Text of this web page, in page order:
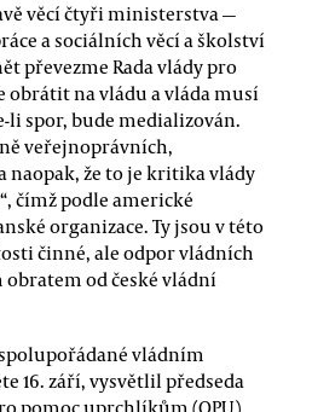
věcí čtyři ministerstva —
a sociálních věcí a školství
převezme Rada vlády pro
obrátit na vládu a vláda musí
li spor, bude medializován.
veřejnoprávních,
naopak, že to je kritika vlády
čímž podle americké
organizace. Ty jsou v této
činné, ale odpor vládních
od české vládní
vládním
16. září, vysvětlil předseda
pomoc uprchlíkům (OPU)